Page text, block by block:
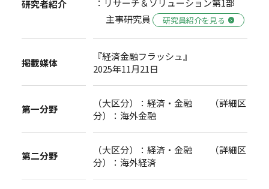
研究者紹介
：リサーチ＆ソリューション第1部
主事研究員
研究員紹介を見る
掲載媒体
『経済金融フラッシュ』
2025年11月21日
第一分野
（大区分）：経済・金融 （詳細区
分）：海外金融
第二分野
（大区分）：経済・金融 （詳細区
分）：海外経済